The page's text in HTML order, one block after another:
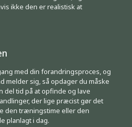
ikke den er realistisk at
med din forandringsproces, og
melder sig, så opdager du måske
del tid på at opfinde og lave
der lige præcist gør det
den træningstime eller den
planlagt i dag.